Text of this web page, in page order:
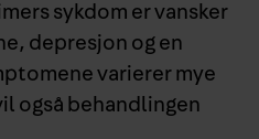
sykdom er vansker
depresjon og en
varierer mye
også behandlingen